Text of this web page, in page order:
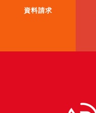
3DGSスキャンサービス
資料請求